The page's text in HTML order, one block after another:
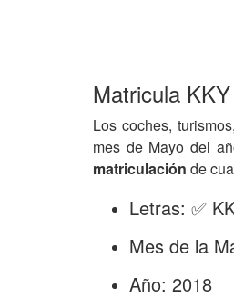
Matricula
Los coches,
mes de Mayo del
matriculación de
Letras: ✅
Mes de la
Año: 2018